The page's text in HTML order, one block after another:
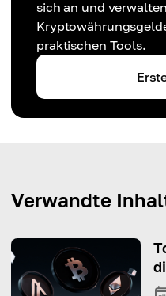
sich an und
praktischen Tools.
Verwandte